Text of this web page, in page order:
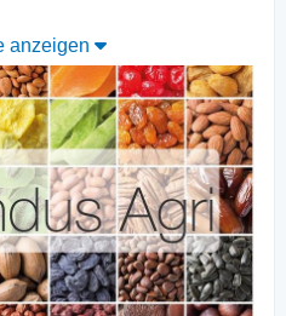
anzeigen